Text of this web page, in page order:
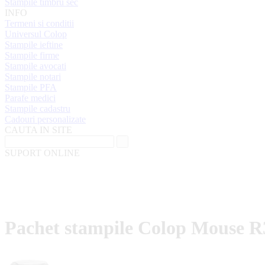
Stampile timbru sec
INFO
Termeni si conditii
Universul Colop
Stampile ieftine
Stampile firme
Stampile avocati
Stampile notari
Stampile PFA
Parafe medici
Stampile cadastru
Cadouri personalizate
CAUTA IN SITE
SUPORT ONLINE
Pachet stampile Colop Mouse